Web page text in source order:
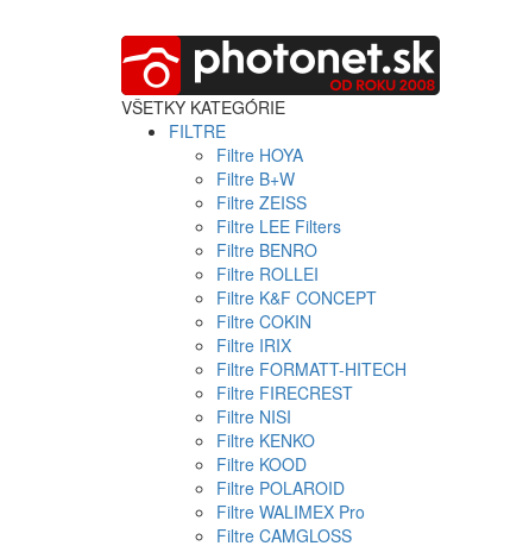
VŠETKY KATEGÓRIE
FILTRE
Filtre HOYA
Filtre B+W
Filtre ZEISS
Filtre LEE Filters
Filtre BENRO
Filtre ROLLEI
Filtre K&F CONCEPT
Filtre COKIN
Filtre IRIX
Filtre FORMATT-HITECH
Filtre FIRECREST
Filtre NISI
Filtre KENKO
Filtre KOOD
Filtre POLAROID
Filtre WALIMEX Pro
Filtre CAMGLOSS